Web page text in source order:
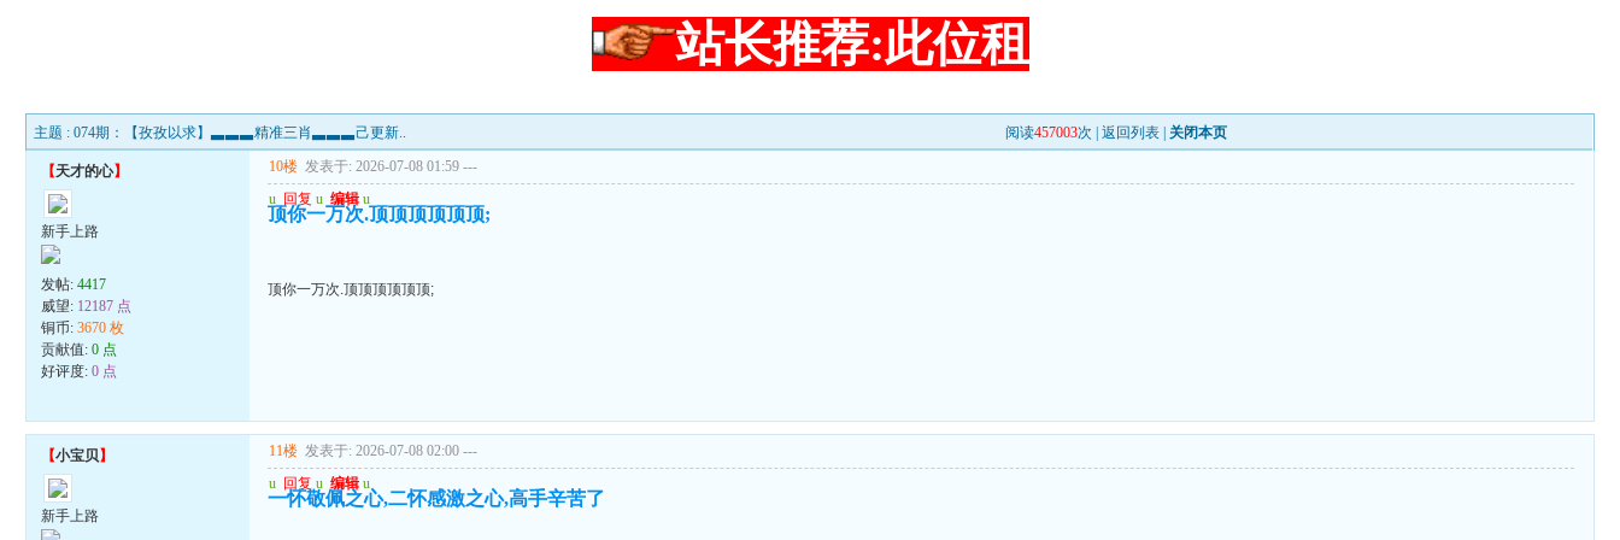
站长推荐:此位租
主题 : 074期：【孜孜以求】▃▃▃精准三肖▃▃▃己更新.. 阅读457003次 |返回列表 关闭本页
【天才的心】
新手上路
发帖:4417
威望: 12187 点
铜币:3670 枚
贡献值:0 点
好评度:0 点
10楼 发表于: 2026-07-08 01:59 ---
u 回复 u 编辑 u
顶你一万次.顶顶顶顶顶顶;
顶你一万次.顶顶顶顶顶顶;
【小宝贝】
新手上路
11楼 发表于: 2026-07-08 02:00 ---
u 回复 u 编辑 u
一怀敬佩之心,二怀感激之心,高手辛苦了